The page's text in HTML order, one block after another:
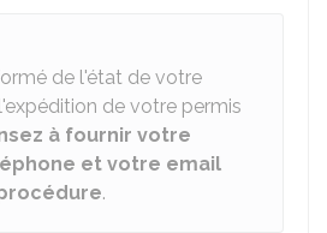
de l'état de votre
de votre permis
à fournir votre
et votre email
.